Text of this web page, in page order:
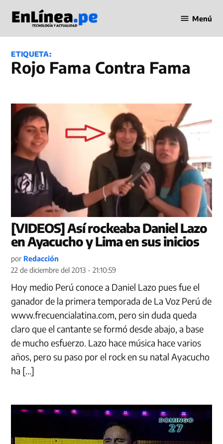
contenido
en Línea
Menú
ETIQUETA:
Rojo Fama Contra Fama
[VIDEOS] Así rockeaba Daniel Lazo
en Ayacucho y Lima en sus inicios
por Redacción
22 de diciembre del 2013 - 21:10:59
Hoy medio Perú conoce a Daniel Lazo pues fue el
ganador de la primera temporada de La Voz Perú de
www.frecuencialatina.com, pero sin duda queda
claro que el cantante se formó desde abajo, a base
de mucho esfuerzo. Lazo hace música hace varios
años, pero su paso por el rock en su natal Ayacucho
ha […]